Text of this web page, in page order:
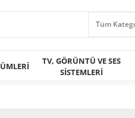
TV, GÖRÜNTÜ VE SES
SİSTEMLERİ